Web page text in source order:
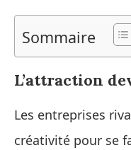
Sommaire
L’attraction
Les entreprises
créativité pour se